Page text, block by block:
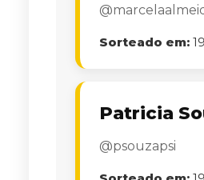
Sorteado em:
Patricia
@psouzapsi